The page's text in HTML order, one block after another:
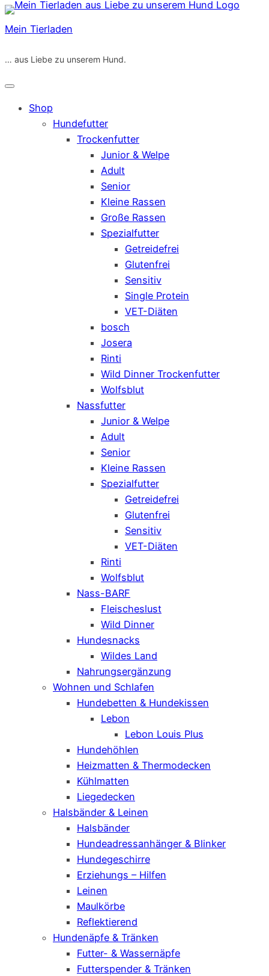
Zum
Inhalt
Mein Tierladen
… aus Liebe zu unserem Hund.
Shop
Hundefutter
Trockenfutter
Junior & Welpe
Adult
Senior
Kleine Rassen
Große Rassen
Spezialfutter
Getreidefrei
Glutenfrei
Sensitiv
Single Protein
VET-Diäten
bosch
Josera
Rinti
Wild Dinner Trockenfutter
Wolfsblut
Nassfutter
Junior & Welpe
Adult
Senior
Kleine Rassen
Spezialfutter
Getreidefrei
Glutenfrei
Sensitiv
VET-Diäten
Rinti
Wolfsblut
Nass-BARF
Fleischeslust
Wild Dinner
Hundesnacks
Wildes Land
Nahrungsergänzung
Wohnen und Schlafen
Hundebetten & Hundekissen
Lebon
Lebon Louis Plus
Hundehöhlen
Heizmatten & Thermodecken
Kühlmatten
Liegedecken
Halsbänder & Leinen
Halsbänder
Hundeadressanhänger & Blinker
Hundegeschirre
Erziehungs – Hilfen
Leinen
Maulkörbe
Reflektierend
Hundenäpfe & Tränken
Futter- & Wassernäpfe
Futterspender & Tränken